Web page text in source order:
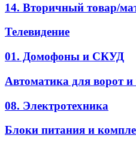
14. Вторичный товар/
Телевидение
01. Домофоны и СКУД
Автоматика для ворот
08. Электротехника
Блоки питания и